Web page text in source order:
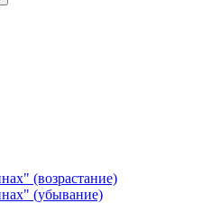
(возрастание)
(убывание)